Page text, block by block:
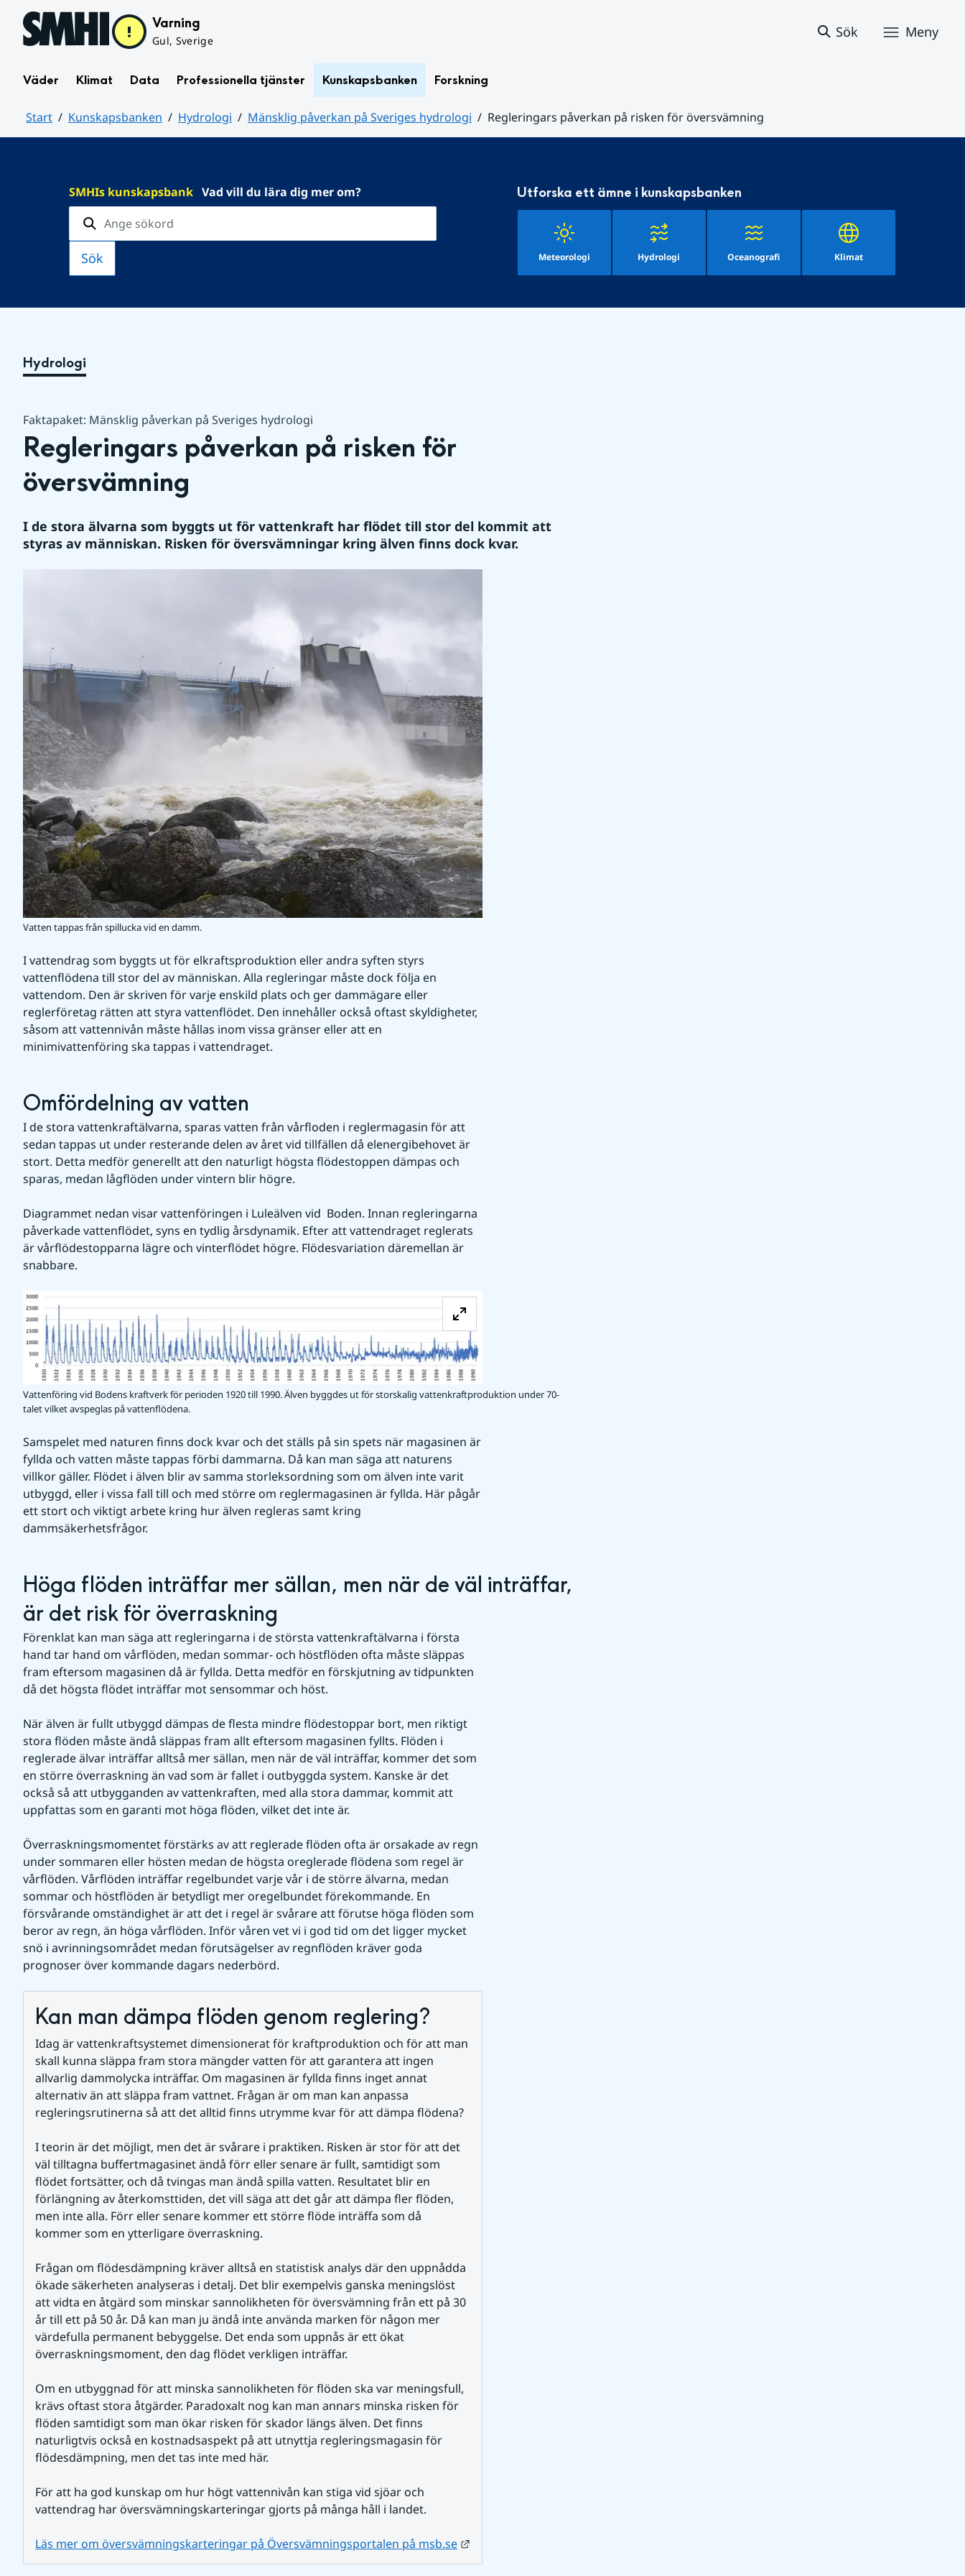
Hoppa till sidans innehåll Varning
Gul, Sverige
Sök Meny
Väder Klimat Data Professionella tjänster Kunskapsbanken Forskning
Start Kunskapsbanken Hydrologi Mänsklig påverkan på Sveriges hydrologi
Regleringars påverkan på risken för översvämning
SMHIs kunskapsbank Vad vill du lära dig mer om? Utforska ett ämne i kunskapsbanken
Meteorologi Hydrologi Oceanografi Klimat
Hydrologi
Faktapaket: Mänsklig påverkan på Sveriges hydrologi
Regleringars påverkan på risken för
översvämning
I de stora älvarna som byggts ut för vattenkraft har flödet till stor del kommit att
styras av människan. Risken för översvämningar kring älven finns dock kvar.
Vatten tappas från spillucka vid en damm.
I vattendrag som byggts ut för elkraftsproduktion eller andra syften styrs
vattenflödena till stor del av människan. Alla regleringar måste dock följa en
vattendom. Den är skriven för varje enskild plats och ger dammägare eller
reglerföretag rätten att styra vattenflödet. Den innehåller också oftast skyldigheter,
såsom att vattennivån måste hållas inom vissa gränser eller att en
minimivattenföring ska tappas i vattendraget.
Omfördelning av vatten
I de stora vattenkraftälvarna, sparas vatten från vårfloden i reglermagasin för att
sedan tappas ut under resterande delen av året vid tillfällen då elenergibehovet är
stort. Detta medför generellt att den naturligt högsta flödestoppen dämpas och
sparas, medan lågflöden under vintern blir högre.
Diagrammet nedan visar vattenföringen i Luleälven vid  Boden. Innan regleringarna
påverkade vattenflödet, syns en tydlig årsdynamik. Efter att vattendraget reglerats
är vårflödestopparna lägre och vinterflödet högre. Flödesvariation däremellan är
snabbare.
Vattenföring vid Bodens kraftverk för perioden 1920 till 1990. Älven byggdes ut för storskalig vattenkraftproduktion under 70-
talet vilket avspeglas på vattenflödena.
Samspelet med naturen finns dock kvar och det ställs på sin spets när magasinen är
fyllda och vatten måste tappas förbi dammarna. Då kan man säga att naturens
villkor gäller. Flödet i älven blir av samma storleksordning som om älven inte varit
utbyggd, eller i vissa fall till och med större om reglermagasinen är fyllda. Här pågår
ett stort och viktigt arbete kring hur älven regleras samt kring
dammsäkerhetsfrågor.
Höga flöden inträffar mer sällan, men när de väl inträffar,
är det risk för överraskning
Förenklat kan man säga att regleringarna i de största vattenkraftälvarna i första
hand tar hand om vårflöden, medan sommar- och höstflöden ofta måste släppas
fram eftersom magasinen då är fyllda. Detta medför en förskjutning av tidpunkten
då det högsta flödet inträffar mot sensommar och höst.
När älven är fullt utbyggd dämpas de flesta mindre flödestoppar bort, men riktigt
stora flöden måste ändå släppas fram allt eftersom magasinen fyllts. Flöden i
reglerade älvar inträffar alltså mer sällan, men när de väl inträffar, kommer det som
en större överraskning än vad som är fallet i outbyggda system. Kanske är det
också så att utbygganden av vattenkraften, med alla stora dammar, kommit att
uppfattas som en garanti mot höga flöden, vilket det inte är.
Överraskningsmomentet förstärks av att reglerade flöden ofta är orsakade av regn
under sommaren eller hösten medan de högsta oreglerade flödena som regel är
vårflöden. Vårflöden inträffar regelbundet varje vår i de större älvarna, medan
sommar och höstflöden är betydligt mer oregelbundet förekommande. En
försvårande omständighet är att det i regel är svårare att förutse höga flöden som
beror av regn, än höga vårflöden. Inför våren vet vi i god tid om det ligger mycket
snö i avrinningsområdet medan förutsägelser av regnflöden kräver goda
prognoser över kommande dagars nederbörd.
Kan man dämpa flöden genom reglering?
Idag är vattenkraftsystemet dimensionerat för kraftproduktion och för att man
skall kunna släppa fram stora mängder vatten för att garantera att ingen
allvarlig dammolycka inträffar. Om magasinen är fyllda finns inget annat
alternativ än att släppa fram vattnet. Frågan är om man kan anpassa
regleringsrutinerna så att det alltid finns utrymme kvar för att dämpa flödena?
I teorin är det möjligt, men det är svårare i praktiken. Risken är stor för att det
väl tilltagna buffertmagasinet ändå förr eller senare är fullt, samtidigt som
flödet fortsätter, och då tvingas man ändå spilla vatten. Resultatet blir en
förlängning av återkomsttiden, det vill säga att det går att dämpa fler flöden,
men inte alla. Förr eller senare kommer ett större flöde inträffa som då
kommer som en ytterligare överraskning.
Frågan om flödesdämpning kräver alltså en statistisk analys där den uppnådda
ökade säkerheten analyseras i detalj. Det blir exempelvis ganska meningslöst
att vidta en åtgärd som minskar sannolikheten för översvämning från ett på 30
år till ett på 50 år. Då kan man ju ändå inte använda marken för någon mer
värdefulla permanent bebyggelse. Det enda som uppnås är ett ökat
överraskningsmoment, den dag flödet verkligen inträffar.
Om en utbyggnad för att minska sannolikheten för flöden ska var meningsfull,
krävs oftast stora åtgärder. Paradoxalt nog kan man annars minska risken för
flöden samtidigt som man ökar risken för skador längs älven. Det finns
naturligtvis också en kostnadsaspekt på att utnyttja regleringsmagasin för
flödesdämpning, men det tas inte med här.
För att ha god kunskap om hur högt vattennivån kan stiga vid sjöar och
vattendrag har översvämningskarteringar gjorts på många håll i landet.
Läs mer om översvämningskarteringar på Översvämningsportalen på msb.se